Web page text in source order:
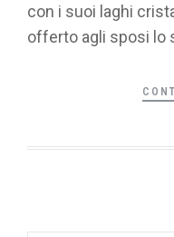
con i suoi laghi
offerto agli sposi lo